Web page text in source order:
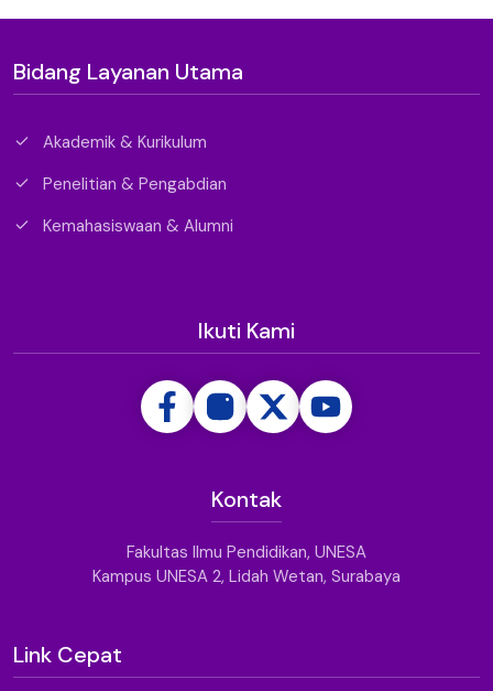
Bidang Layanan Utama
Akademik & Kurikulum
Penelitian & Pengabdian
Kemahasiswaan & Alumni
Ikuti Kami
Kontak
Fakultas Ilmu Pendidikan, UNESA
Kampus UNESA 2, Lidah Wetan, Surabaya
Link Cepat